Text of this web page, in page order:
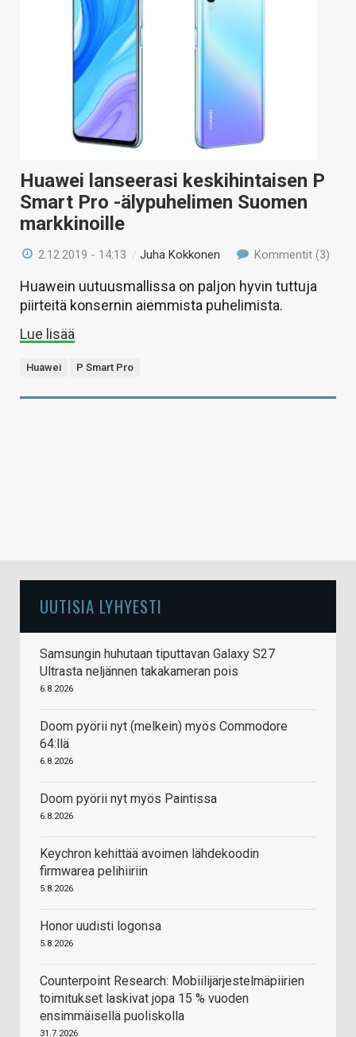
VAIHDA TEEMA
Huawei lanseerasi keskihintaisen P
Smart Pro -älypuhelimen Suomen
markkinoille
2.12.2019 - 14:13 /Juha Kokkonen Kommentit (3)
Huawein uutuusmallissa on paljon hyvin tuttuja
piirteitä konsernin aiemmista puhelimista.
Lue lisää
Huawei P Smart Pro
UUTISIA LYHYESTI
Samsungin huhutaan tiputtavan Galaxy S27
Ultrasta neljännen takakameran pois
6.8.2026
Doom pyörii nyt (melkein) myös Commodore
64:llä
6.8.2026
Doom pyörii nyt myös Paintissa
6.8.2026
Keychron kehittää avoimen lähdekoodin
firmwarea pelihiiriin
5.8.2026
Honor uudisti logonsa
5.8.2026
Counterpoint Research: Mobiilijärjestelmäpiirien
toimitukset laskivat jopa 15 % vuoden
ensimmäisellä puoliskolla
31.7.2026